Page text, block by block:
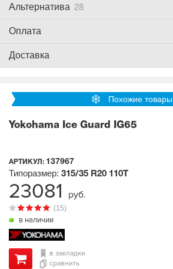
Альтернатива 28
Оплата
Доставка
Похожие товары
Yokohama Ice Guard IG65
АРТИКУЛ: 137967
в наличии
(15)
Типоразмер: 315/35 R20 110T
в закладки
сравнить
23081 руб.